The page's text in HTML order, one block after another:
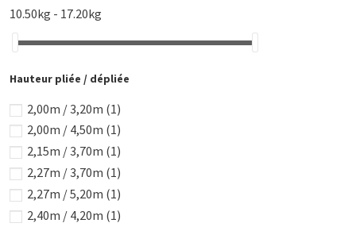
10.50kg - 17.20kg
Hauteur pliée / dépliée
2,00m / 3,20m (1)
2,00m / 4,50m (1)
2,15m / 3,70m (1)
2,27m / 3,70m (1)
2,27m / 5,20m (1)
2,40m / 4,20m (1)